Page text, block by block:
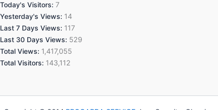
Today's Visitors: 7
Yesterday's Views: 14
Last 7 Days Views: 117
Last 30 Days Views: 529
Total Views: 1,417,055
Total Visitors: 143,112